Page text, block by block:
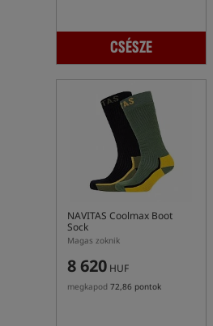
CSÉSZE
NAVITAS Coolmax Boot
Sock
Magas zoknik
8 620 HUF
megkapod 72,86 pontok